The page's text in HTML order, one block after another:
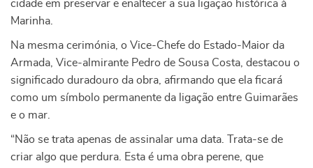
cidade em preservar e enaltecer a sua ligação histórica à
Marinha.
Na mesma cerimónia, o Vice-Chefe do Estado-Maior da
Armada, Vice-almirante Pedro de Sousa Costa, destacou o
significado duradouro da obra, afirmando que ela ficará
como um símbolo permanente da ligação entre Guimarães
e o mar.
“Não se trata apenas de assinalar uma data. Trata-se de
criar algo que perdura. Esta é uma obra perene, que